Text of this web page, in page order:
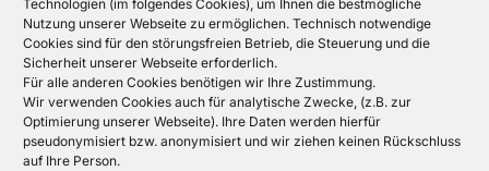
Technologien (im folgendes Cookies), um Ihnen die bestmögliche
Nutzung unserer Webseite zu ermöglichen. Technisch notwendige
Cookies sind für den störungsfreien Betrieb, die Steuerung und die
Sicherheit unserer Webseite erforderlich.
Für alle anderen Cookies benötigen wir Ihre Zustimmung.
Wir verwenden Cookies auch für analytische Zwecke, (z.B. zur
Optimierung unserer Webseite). Ihre Daten werden hierfür
pseudonymisiert bzw. anonymisiert und wir ziehen keinen Rückschluss
auf Ihre Person.
Inspiro Themevon WPZOOM